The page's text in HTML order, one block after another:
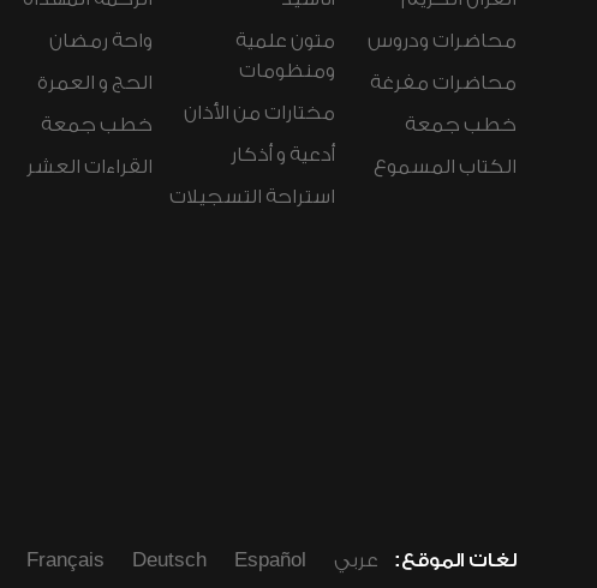
محاضرات ودروس
محاضرات مفرغة
خطب جمعة
الكتاب المسموع
متون علمية
ومنظومات
مختارات من الأذان
أدعية و أذكار
استراحة التسجيلات
واحة رمضان
الحج و العمرة
خطب جمعة
القراءات العشر
لغات الموقع: عربي Español
Deutsch
Français